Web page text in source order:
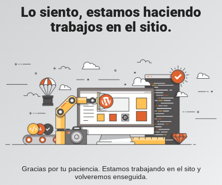
Lo siento, estamos haciendo
trabajos en el sitio.
Gracias por tu paciencia. Estamos trabajando en el sito y
volveremos enseguida.